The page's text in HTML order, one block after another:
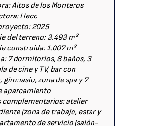
Altos de los Monteros
Heco
2025
del terreno: 3.493 m²
construida: 1.007 m²
7 dormitorios, 8 baños, 3
de cine y TV, bar con
gimnasio, zona de spa y 7
aparcamiento
complementarios: atelier
(zona de trabajo, estar y
de servicio (salón-